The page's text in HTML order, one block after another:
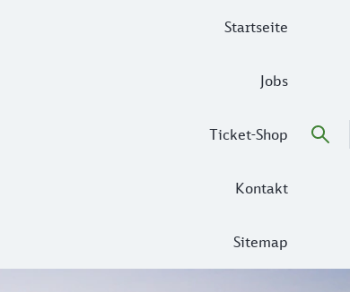
Startseite
Jobs
Ticket-Shop
Kontakt
Sitemap